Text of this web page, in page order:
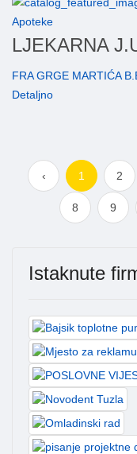
Apoteke
LJEKARNA
FRA GRGE MARTIĆA
Detaljno
‹ 1 2
8 9
Istaknute